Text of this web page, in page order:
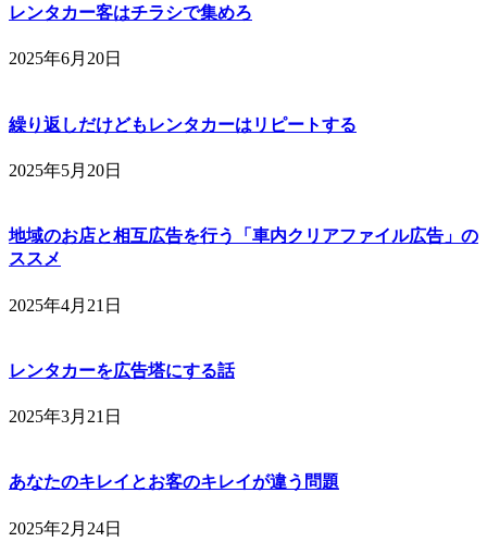
レンタカー客はチラシで集めろ
2025年6月20日
繰り返しだけどもレンタカーはリピートする
2025年5月20日
地域のお店と相互広告を行う「車内クリアファイル広告」の
ススメ
2025年4月21日
レンタカーを広告塔にする話
2025年3月21日
あなたのキレイとお客のキレイが違う問題
2025年2月24日